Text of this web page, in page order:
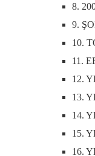
8.
9.
10.
11.
12.
13.
14.
15.
16.